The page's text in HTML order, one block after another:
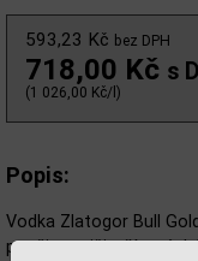
593,23 Kč bez DPH
718,00 Kč s
(1 026,00 Kč/l)
Popis:
Vodka Zlatogor Bull
použita nejčistší